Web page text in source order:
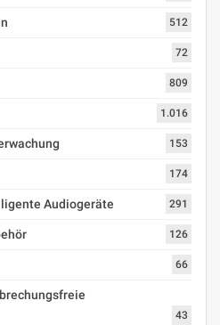
512
72
809
1.016
153
174
Audiogeräte 291
126
66
43